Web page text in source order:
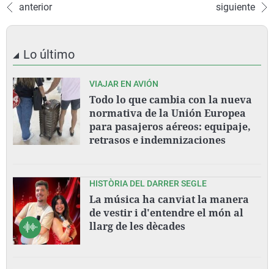
anterior siguiente
Lo último
VIAJAR EN AVIÓN
Todo lo que cambia con la nueva
normativa de la Unión Europea
para pasajeros aéreos: equipaje,
retrasos e indemnizaciones
HISTÒRIA DEL DARRER SEGLE
La música ha canviat la manera
de vestir i d'entendre el món al
llarg de les dècades